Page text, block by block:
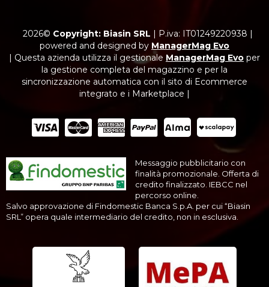
2026© Copyright: Biasin SRL | P.iva: IT01249220938 |
powered and designed by ManagerMag Evo
| Questa azienda utilizza il gestionale ManagerMag Evo per
la gestione completa del magazzino e per la
sincronizzazione automatica con il sito di Ecommerce
integrato e i Marketplace |
Messaggio pubblicitario con
finalità promozionale. Offerta di
credito finalizzato. IEBCC nel
percorso online.
Salvo approvazione di Findomestic Banca S.p.A. per cui “Biasin
SRL” opera quale intermediario del credito, non in esclusiva.